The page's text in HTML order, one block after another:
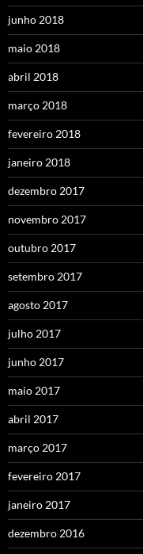
junho 2018
maio 2018
abril 2018
março 2018
fevereiro 2018
janeiro 2018
dezembro 2017
novembro 2017
outubro 2017
setembro 2017
agosto 2017
julho 2017
junho 2017
maio 2017
abril 2017
março 2017
fevereiro 2017
janeiro 2017
dezembro 2016